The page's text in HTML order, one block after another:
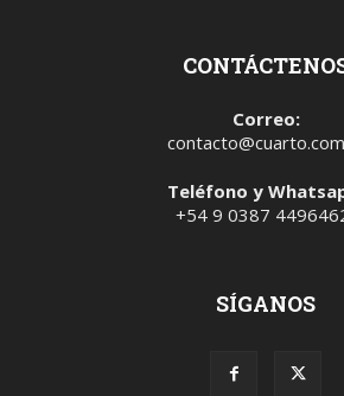
Correo:
Teléfono y
+54 9 0387
SÍGANOS